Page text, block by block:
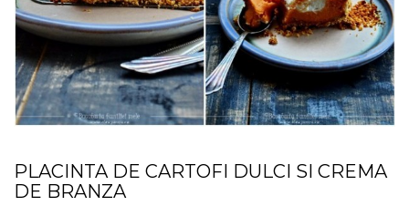
PLACINTA DE CARTOFI DULCI SI CREMA
DE BRANZA